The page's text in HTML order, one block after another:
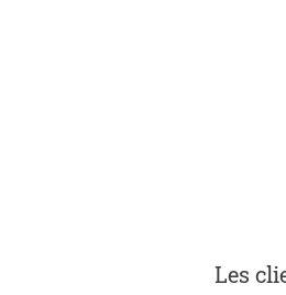
Les